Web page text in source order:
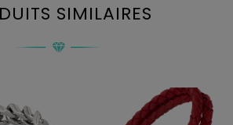
SIMILAIRES